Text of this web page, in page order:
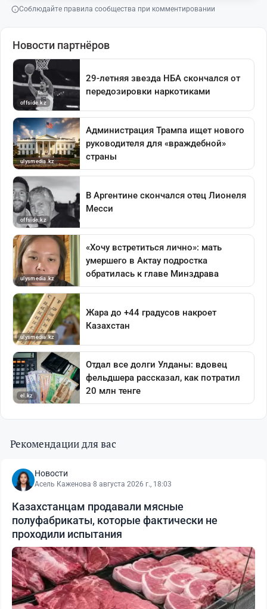
Соблюдайте правила сообщества при комментировании
Рекомендации для вас
Новости
Асель Каженова·8 августа 2026 г., 18:03
Казахстанцам продавали мясные
полуфабрикаты, которые фактически не
проходили испытания